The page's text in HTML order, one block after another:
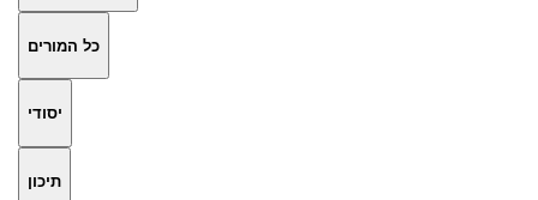
כל המורים
יסודי
תיכון